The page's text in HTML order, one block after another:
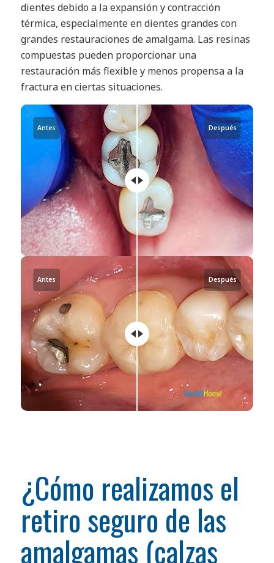
dientes debido a la expansión y contracción
térmica, especialmente en dientes grandes con
grandes restauraciones de amalgama. Las resinas
compuestas pueden proporcionar una
restauración más flexible y menos propensa a la
fractura en ciertas situaciones.
Antes Después
Antes Después
¿Cómo realizamos el
retiro seguro de las
amalgamas (calzas